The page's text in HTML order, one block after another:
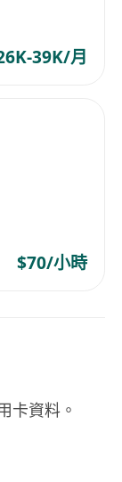
39K/月
$70/小時
卡資料。